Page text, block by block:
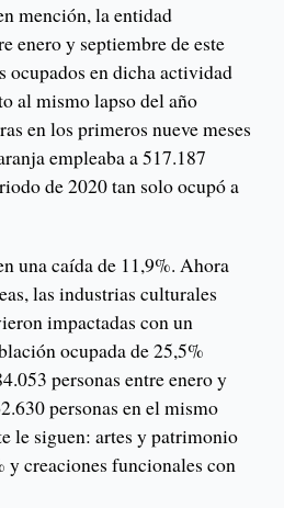
mención, la entidad
enero y septiembre de este
ocupados en dicha actividad
al mismo lapso del año
en los primeros nueve meses
empleaba a 517.187
de 2020 tan solo ocupó a
una caída de 11,9%. Ahora
las industrias culturales
impactadas con un
ocupada de 25,5%
personas entre enero y
personas en el mismo
le siguen: artes y patrimonio
y creaciones funcionales con